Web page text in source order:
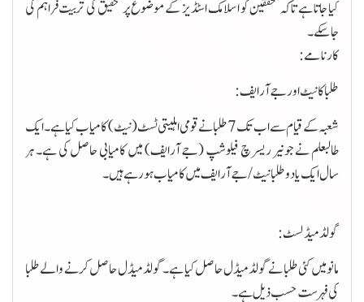
کیا جاتا ہے تاکہ محققین کو اسلامک اسٹڈیز کے موضوع پر تحقیق کی تربیت فراہم کی
جاسکے۔
کارنامے :
طلبا کا نیٹ اور جے آرایف:
شعبہ کے قیام سے اب تک 7 طلبا نے قومی اہلیتی ٹسٹ (نیٹ) کامیاب کیا ہے۔ ایک
طالبعلم نے جونیر ریسرچ فیلوشپ (جے آرایف) میں کامیابی حاصل کی ہے۔ ہر
سال ایک یا دوطلبا نیٹ/ جےآرایف میں کامیاب ہورہے ہیں۔
گولڈ میڈلسٹ:
مانو میں کئی طلبا نے گولڈ میڈل حاصل کیا ہے۔ گولڈ میڈل حاصل کرنے والے طلبا
کی فہرست حسب ذیل ہے۔